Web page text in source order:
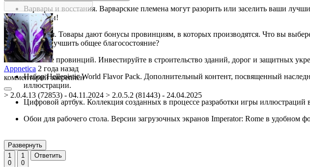
Варвары и восстания. Варварские племена могут разорить или заселить ваши
войсками!
Торговля. Товары дают бонусы провинциям, в которых производятся. Что вы
чтобы улучшить общее благосостояние?
Развитие провинций. Инвестируйте в строительство зданий, дорог и защитных
Набор Hellenistic World Flavor Pack. Дополнительный контент, посвященный
иллюстрации.
Цифровой артбук. Коллекция созданных в процессе разработки игры
Обои для рабочего стола. Версии загрузочных экранов Imperator: Rome в удобном
Appnetica 2 года назад
комментарий закреплён
> 2.0.4.13 (72853) - 04.11.2024 > 2.0.5.2 (81443) - 24.04.2025
Развернуть
1
0
1
0
Ответить